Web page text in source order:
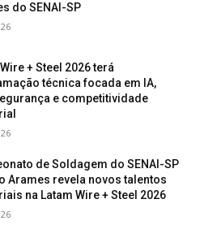
do SENAI-SP
+ Steel 2026 terá
técnica focada em IA,
e competitividade
de Soldagem do SENAI-SP
Arames revela novos talentos
na Latam Wire + Steel 2026